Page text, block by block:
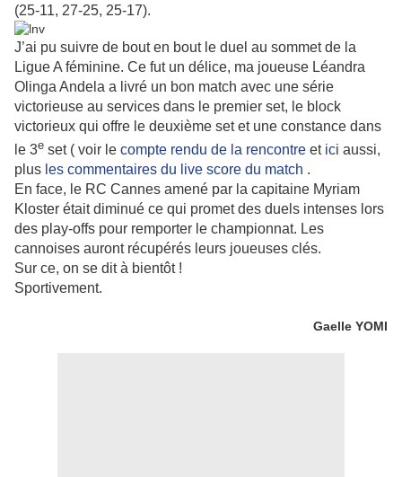
(25-11, 27-25, 25-17).
J’ai pu suivre de bout en bout le duel au sommet de la
Ligue A féminine. Ce fut un délice, ma joueuse Léandra
Olinga Andela a livré un bon match avec une série
victorieuse au services dans le premier set, le block
victorieux qui offre le deuxième set et une constance dans
le 3e set ( voir le compte rendu de la rencontre et ici aussi,
plus les commentaires du live score du match .
En face, le RC Cannes amené par la capitaine Myriam
Kloster était diminué ce qui promet des duels intenses lors
des play-offs pour remporter le championnat. Les
cannoises auront récupérés leurs joueuses clés.
Sur ce, on se dit à bientôt !
Sportivement.
Gaelle YOMI